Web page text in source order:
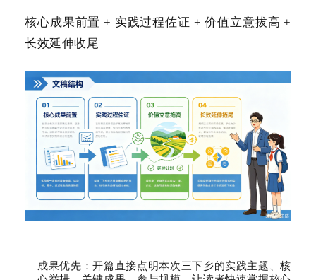
核心成果前置 + 实践过程佐证 + 价值立意拔高 +
长效延伸收尾
成果优先：开篇直接点明本次三下乡的实践主题、核